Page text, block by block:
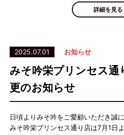
詳細を見る
2025.07.01 お知らせ
みそ吟栄プリンセス
更のお知らせ
日頃よりみそ吟をご愛顧いただき誠
みそ吟栄プリンセス通り店は7月1日